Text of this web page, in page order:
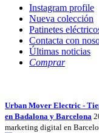
Instagram profile
Nueva colección
Patinetes
Contacta con
Últimas noticias
Comprar
Urban Mover Electric -
en Badalona y Barcelona
marketing digital en